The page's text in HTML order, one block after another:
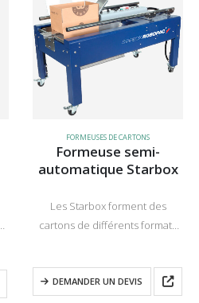
FORMEUSES DE CARTONS
Formeuse semi-
automatique Starbox
Les Starbox forment des
cartons de différents formats
la formeuse de cartons semi-
DEMANDER UN DEVIS